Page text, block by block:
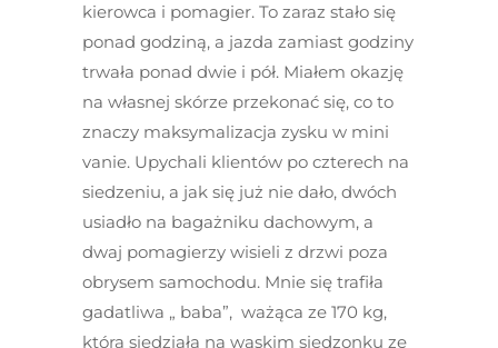
kierowca i pomagier. To zaraz stało się
ponad godziną, a jazda zamiast godziny
trwała ponad dwie i pół. Miałem okazję
na własnej skórze przekonać się, co to
znaczy maksymalizacja zysku w mini
vanie. Upychali klientów po czterech na
siedzeniu, a jak się już nie dało, dwóch
usiadło na bagażniku dachowym, a
dwaj pomagierzy wisieli z drzwi poza
obrysem samochodu. Mnie się trafiła
gadatliwa „ baba”, ważąca ze 170 kg,
która siedziała na wąskim siedzonku ze